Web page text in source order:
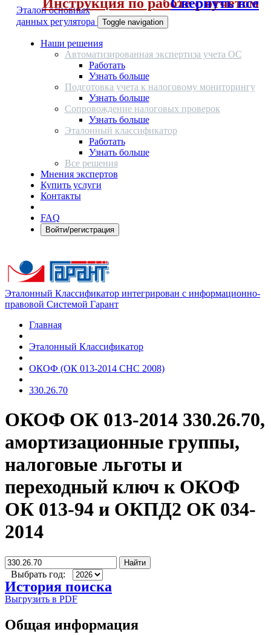
Эталон основных
данных регулятора
Toggle navigation
Наши решения
Автоматизированная экспертиза учета ОС
Работать
Узнать больше
Подготовка учета к налоговому мониторингу
Узнать больше
Сопровождение налоговых проверок
Узнать больше
Эталонный классификатор
Работать
Узнать больше
Все решения
Мнения экспертов
Купить услуги
Контакты
FAQ
Войти/регистрация
Эталонный Классификатор интегрирован с информационно-
правовой Системой Гарант
Главная
Эталонный Классификатор
ОКОФ (ОК 013-2014 СНС 2008)
330.26.70
ОКОФ ОК 013-2014 330.26.70,
амортизационные группы,
налоговые льготы и
переходный ключ к ОКОФ
ОК 013-94 и ОКПД2 ОК 034-
2014
Найти
Выбрать год:
История поиска
Выгрузить в PDF
Общая информация